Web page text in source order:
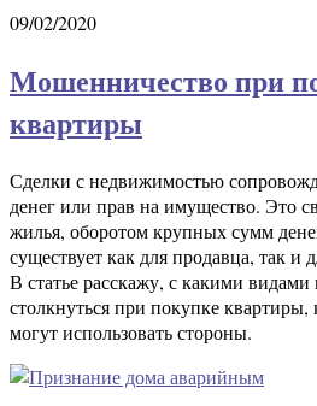
09/02/2020
Мошенничество при
квартиры
Сделки с недвижимостью
денег или прав на имущество. Это
жилья, оборотом крупных сумм
существует как для продавца, так и
В статье расскажу, с какими
столкнуться при покупке
могут использовать стороны.